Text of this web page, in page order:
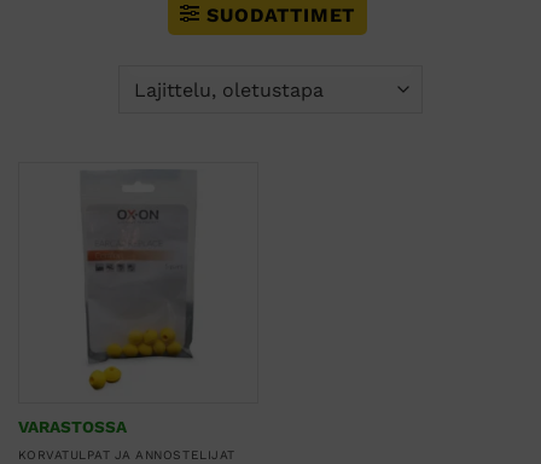
SUODATTIMET
VARASTOSSA
KORVATULPAT JA ANNOSTELIJAT